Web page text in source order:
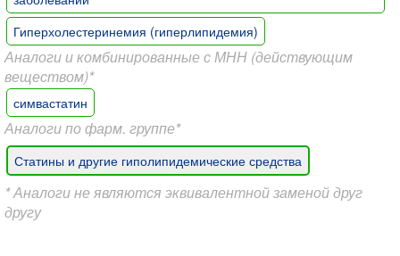
Гиперхолестеринемия (гиперлипидемия)
Аналоги и комбинированные с МНН (действующим
веществом)*
симвастатин
Аналоги по фарм. группе*
Статины и другие гиполипидемические средства
* Аналоги не являются эквивалентной заменой друг
другу